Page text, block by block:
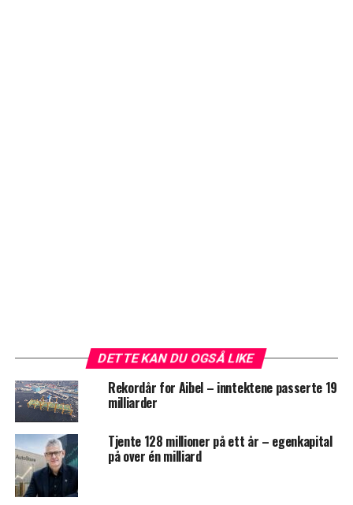
DETTE KAN DU OGSÅ LIKE
Rekordår for Aibel – inntektene passerte 19
milliarder
Tjente 128 millioner på ett år – egenkapital
på over én milliard